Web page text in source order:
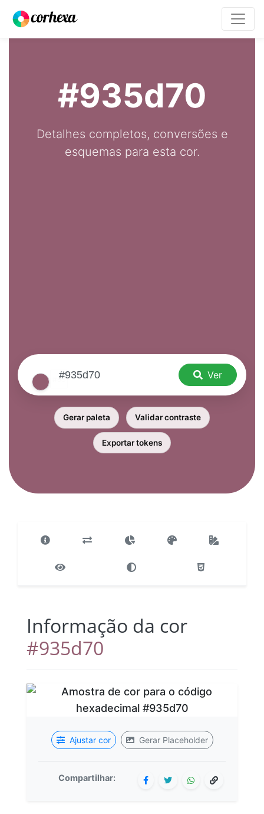
#935d70
Detalhes completos, conversões e
esquemas para esta cor.
Ver
Gerar paleta Validar contraste
Exportar tokens
Informação da cor
#935d70
Ajustar cor Gerar Placeholder
Compartilhar: